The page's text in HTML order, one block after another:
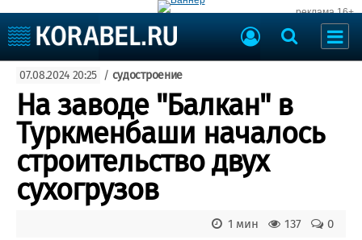
реклама 16+
Судоходство
Судоремонт
События
Пресс-релизы
Порты
Рыболовство
ВМФ
Образование
Яхты и катера
Еще
07.08.2024 20:25 / судостроение
На заводе "Балкан" в
Туркменбаши началось
строительство двух
сухогрузов
0
137
1 мин